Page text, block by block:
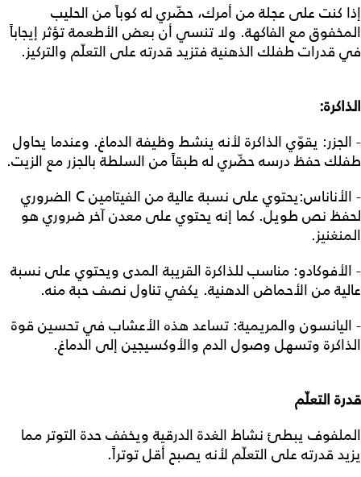
إذا كنت على عجلة من أمرك، حضّري له كوباً من الحليب
المخفوق مع الفاكهة. ولا تنسي أن بعض الأطعمة تؤثر إيجاباً
في قدرات طفلك الذهنية فتزيد قدرته على التعلّم والتركيز.
الذاكرة:
- الجزر: يقوّي الذاكرة لأنه ينشط وظيفة الدماغ. وعندما يحاول
طفلك حفظ درسه حضّري له طبقاً من السلطة بالجزر مع الزيت.
- الأناناس:يحتوي على نسبة عالية من الفيتامين C الضروري
لحفظ نص طويل. كما إنه يحتوي على معدن آخر ضروري هو
المنغنيز.
- الأفوكادو: مناسب للذاكرة القريبة المدى ويحتوي على نسبة
عالية من الأحماض الدهنية. يكفي تناول نصف حبة منه.
- اليانسون والمريمية: تساعد هذه الأعشاب في تحسين قوة
الذاكرة وتسهل وصول الدم والأوكسيجين إلى الدماغ.
قدرة التعلّم
الملفوف يبطئ نشاط الغدة الدرقية ويخفف حدة التوتر مما
يزيد قدرته على التعلّم لأنه يصبح أقل توتراً.